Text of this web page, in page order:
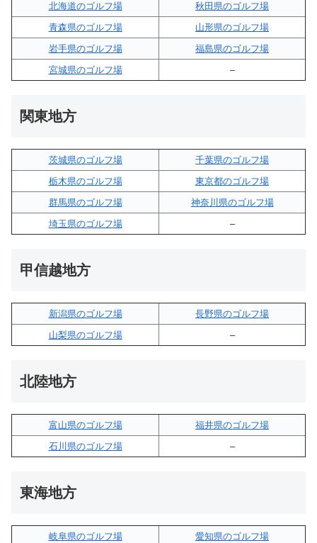
北海道のゴルフ場
秋田県のゴルフ場
青森県のゴルフ場
山形県のゴルフ場
岩手県のゴルフ場
福島県のゴルフ場
宮城県のゴルフ場
–
関東地方
茨城県のゴルフ場
千葉県のゴルフ場
栃木県のゴルフ場
東京都のゴルフ場
群馬県のゴルフ場
神奈川県のゴルフ場
埼玉県のゴルフ場
–
甲信越地方
新潟県のゴルフ場
長野県のゴルフ場
山梨県のゴルフ場
–
北陸地方
富山県のゴルフ場
福井県のゴルフ場
石川県のゴルフ場
–
東海地方
岐阜県のゴルフ場
愛知県のゴルフ場